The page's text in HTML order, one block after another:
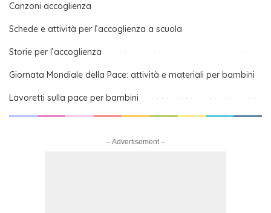
Canzoni accoglienza
Schede e attività per l’accoglienza a scuola
Storie per l’accoglienza
Giornata Mondiale della Pace: attività e materiali per bambini
Lavoretti sulla pace per bambini
– Advertisement –